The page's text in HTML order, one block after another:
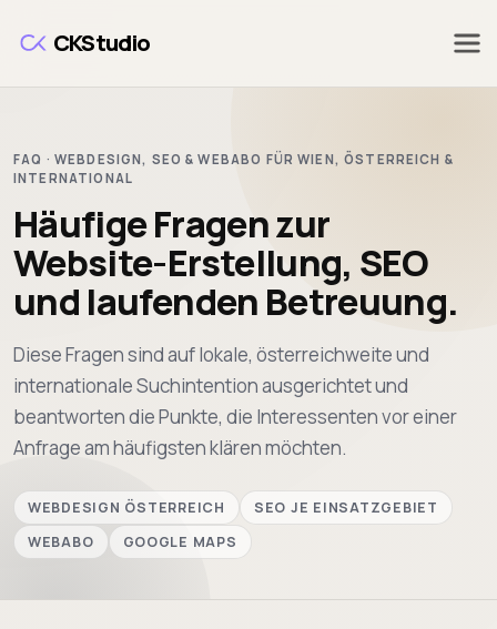
CKStudio
FAQ · WEBDESIGN, SEO & WEBABO FÜR WIEN, ÖSTERREICH &
INTERNATIONAL
Häufige Fragen zur
Website-Erstellung, SEO
und laufenden Betreuung.
Diese Fragen sind auf lokale, österreichweite und
internationale Suchintention ausgerichtet und
beantworten die Punkte, die Interessenten vor einer
Anfrage am häufigsten klären möchten.
WEBDESIGN ÖSTERREICH
SEO JE EINSATZGEBIET
WEBABO
GOOGLE MAPS